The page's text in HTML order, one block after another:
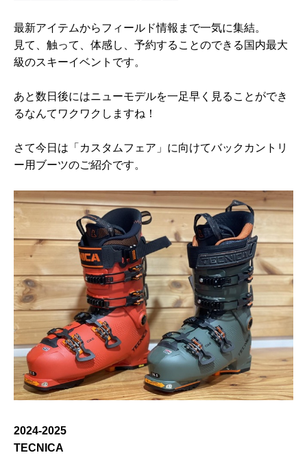
最新アイテムからフィールド情報まで一気に集結。
見て、触って、体感し、予約することのできる国内最大
級のスキーイベントです。
あと数日後にはニューモデルを一足早く見ることができ
るなんてワクワクしますね！
さて今日は「カスタムフェア」に向けてバックカントリ
ー用ブーツのご紹介です。
2024-2025
TECNICA